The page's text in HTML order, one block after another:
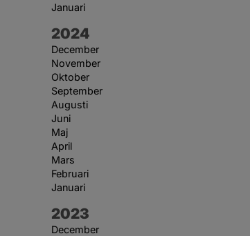
Januari
År:
2024
December
November
Oktober
September
Augusti
Juni
Maj
April
Mars
Februari
Januari
År:
2023
December